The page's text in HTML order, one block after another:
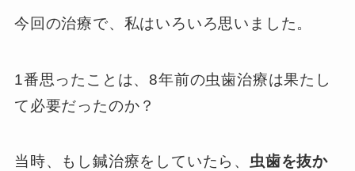
今回の治療で、私はいろいろ思いました。
1番思ったことは、8年前の虫歯治療は果たし
て必要だったのか？
当時、もし鍼治療をしていたら、 虫歯を抜か